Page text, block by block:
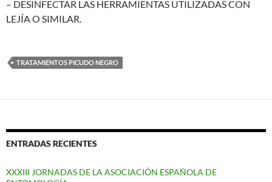
– DESINFECTAR LAS HERRAMIENTAS UTILIZADAS CON
LEJÍA O SIMILAR.
TRATAMIENTOS PICUDO NEGRO
ENTRADAS RECIENTES
XXXIII JORNADAS DE LA ASOCIACIÓN ESPAÑOLA DE